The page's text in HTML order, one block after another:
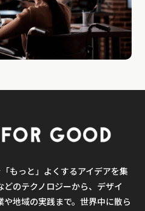
もっと」よくするアイデアを集
のテクノロジーから、デザイ
や地域の実践まで。世界中に散ら